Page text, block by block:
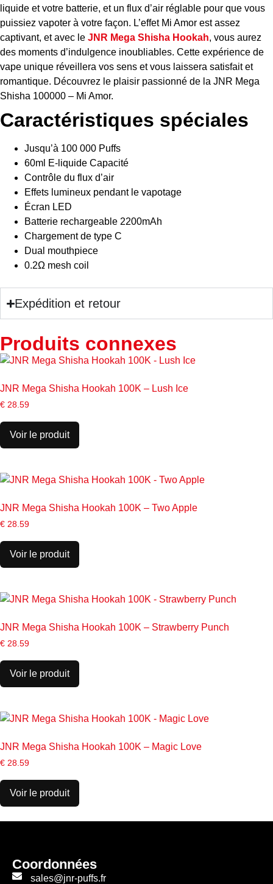
liquide et votre batterie, et un flux d’air réglable pour que vous
puissiez vapoter à votre façon. L’effet Mi Amor est assez
captivant, et avec le JNR Mega Shisha Hookah, vous aurez
des moments d’indulgence inoubliables. Cette expérience de
vape unique réveillera vos sens et vous laissera satisfait et
romantique. Découvrez le plaisir passionné de la JNR Mega
Shisha 100000 – Mi Amor.
Caractéristiques spéciales
Jusqu’à 100 000 Puffs
60ml E-liquide Capacité
Contrôle du flux d’air
Effets lumineux pendant le vapotage
Écran LED
Batterie rechargeable 2200mAh
Chargement de type C
Dual mouthpiece
0.2Ω mesh coil
Expédition et retour
Produits connexes
JNR Mega Shisha Hookah 100K – Lush Ice
€ 28.59
Voir le produit
JNR Mega Shisha Hookah 100K – Two Apple
€ 28.59
Voir le produit
JNR Mega Shisha Hookah 100K – Strawberry Punch
€ 28.59
Voir le produit
JNR Mega Shisha Hookah 100K – Magic Love
€ 28.59
Voir le produit
Coordonnées
sales@jnr-puffs.fr